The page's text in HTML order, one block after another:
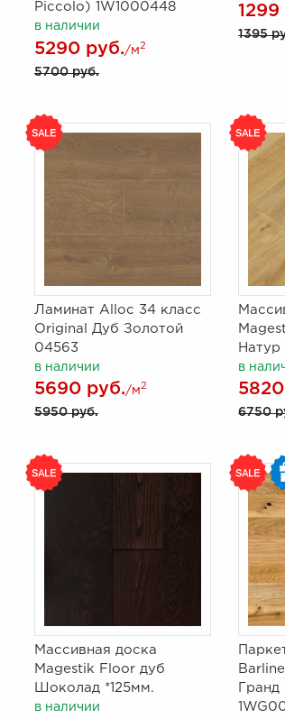
Piccolo) 1W1000448
в наличии
5290 руб./м2
5700 руб.
1299
1395
Ламинат Alloc 34 класс
Original Дуб Золотой
04563
в наличии
5690 руб./м 2
5950 руб.
Натур
в
6750
Массивная доска
Magestik Floor дуб
Шоколад *125мм.
в наличии